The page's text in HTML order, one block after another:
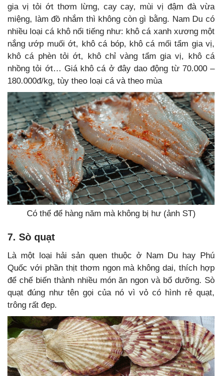
gia vị tỏi ớt thơm lừng, cay cay, mùi vị đậm đà vừa
miệng, làm đồ nhắm thì không còn gì bằng. Nam Du có
nhiều loại cá khô nổi tiếng như: khô cá xanh xương một
nắng ướp muối ớt, khô cá bóp, khô cá mối tẩm gia vị,
khô cá phèn tỏi ớt, khô chỉ vàng tẩm gia vị, khô cá
nhồng tỏi ớt… Giá khô cá ở đây dao động từ 70.000 –
180.000đ/kg, tùy theo loại cá và theo mùa
Có thể để hàng năm mà không bị hư (ảnh ST)
7. Sò quạt
Là một loại hải sản quen thuộc ở Nam Du hay Phú
Quốc với phần thịt thơm ngon mà không dai, thích hợp
để chế biến thành nhiều món ăn ngon và bổ dưỡng. Sò
quạt đúng như tên gọi của nó vì vỏ có hình rẻ quạt,
trông rất đẹp.